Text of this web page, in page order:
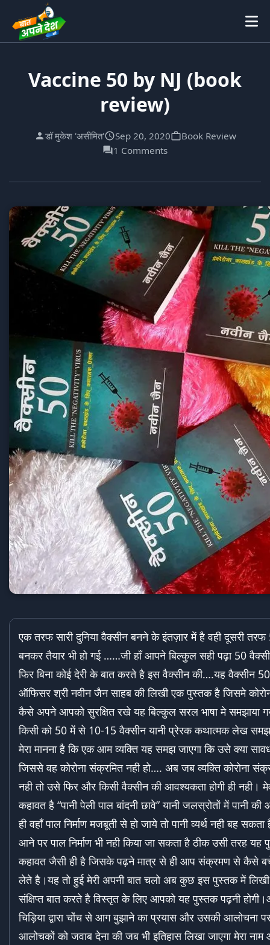
Vaccine 50 by NJ (book
review)
डॉ मुकेश 'असीमित' Sep 20, 2020
Book Review
1 Comments
एक तरफ सारी दुनिया वैक्सीन बनने के इंतज़ार में है वही दूसरी
बनकर तैयार भी हो गई ……जी हाँ आपने बिल्कुल सही पढ़ा 50
फिर बिना कोई देरी के बात करते है इस वैक्सीन की….यह वैक्सीन
ऑफिसर श्री नवीन जैन साहब की लिखी एक पुस्तक है जिसमे
कैसे अपने आपको सुरक्षित रखे यह बिल्कुल सरल भाषा मे समझाया
किसी को 50 में से 10-15 वैक्सीन यानी प्रेरक कथात्मक लेख
मेरा मानना है कि एक आम व्यक्ति यह समझ जाएगा कि उसे क्या
जिससे वह कोरोना संक्रमित नही हो…. अब जब व्यक्ति कोरोना
नही तो उसे फिर और किसी वैक्सीन की आवश्यकता होगी ही नही।
कहावत है “पानी पेली पाल बांदनी छावे” यानी जलस्रोतों में पानी
ही वहाँ पाल निर्माण मजबूती से हो जाये तो पानी व्यर्थ नही बह
आने पर पाल निर्माण भी नही किया जा सकता है ठीक उसी तरह यह
कहावत जैसी ही है जिसके पढ़ने मात्र से ही आप संक्रमण से कैसे
लेते है।यह तो हुई मेरी अपनी बात चलो अब कुछ इस पुस्तक में
संक्षिप्त बात करते है विस्तृत के लिए आपको यह पुस्तक पढ़नी
चिड़िया द्वारा चोंच से आग बुझाने का प्रयास और उसकी आलोचना पर
आलोचकों को जवाब देना की जब भी इतिहास लिखा जाएगा मेरा